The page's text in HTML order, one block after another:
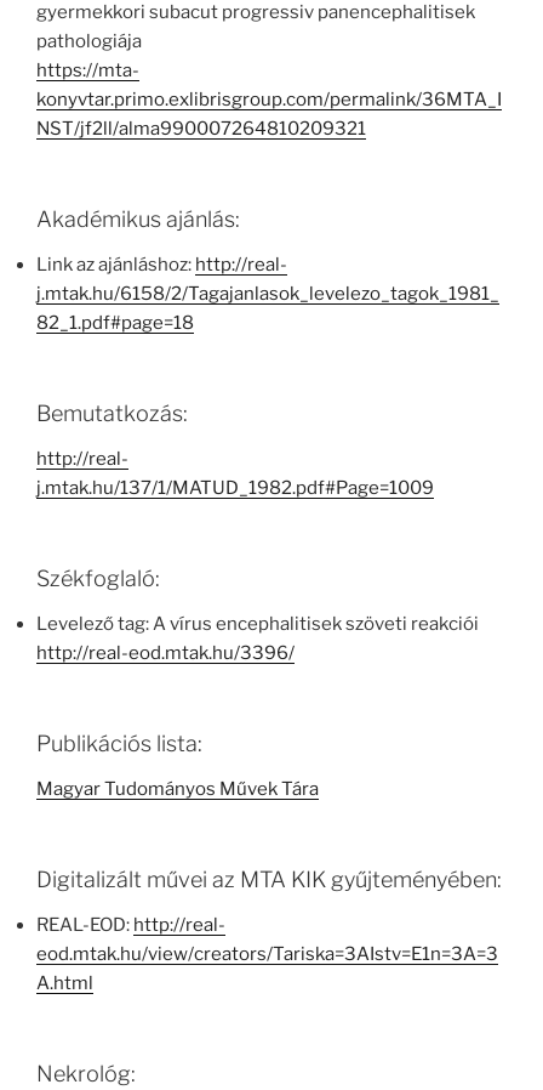
gyermekkori subacut progressiv panencephalitisek
pathologiája
https://mta-
konyvtar.primo.exlibrisgroup.com/permalink/36MTA_I
NST/jf2ll/alma990007264810209321
Akadémikus ajánlás:
Link az ajánláshoz: http://real-
j.mtak.hu/6158/2/Tagajanlasok_levelezo_tagok_1981_
82_1.pdf#page=18
Bemutatkozás:
http://real-
j.mtak.hu/137/1/MATUD_1982.pdf#Page=1009
Székfoglaló:
Levelező tag: A vírus encephalitisek szöveti reakciói
http://real-eod.mtak.hu/3396/
Publikációs lista:
Magyar Tudományos Művek Tára
Digitalizált művei az MTA KIK gyűjteményében:
REAL-EOD: http://real-
eod.mtak.hu/view/creators/Tariska=3AIstv=E1n=3A=3
A.html
Nekrológ: